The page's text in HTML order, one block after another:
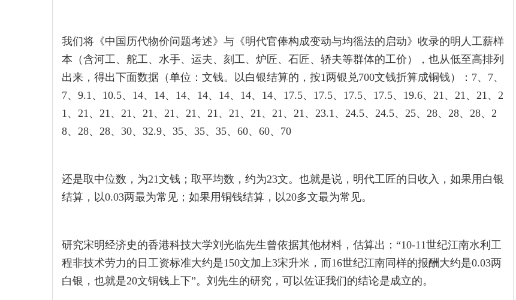
我们将《中国历代物价问题考述》与《明代官俸构成变动与均徭法的启动》收录的明人工薪样
本（含河工、舵工、水手、运夫、刻工、炉匠、石匠、轿夫等群体的工价），也从低至高排列
出来，得出下面数据（单位：文钱。以白银结算的，按1两银兑700文钱折算成铜钱）：7、7、
7、9.1、10.5、14、14、14、14、14、14、14、17.5、17.5、17.5、17.5、19.6、21、21、21、2
1、21、21、21、21、21、21、21、21、21、21、21、23.1、24.5、24.5、25、28、28、28、2
8、28、28、30、32.9、35、35、35、60、60、70
还是取中位数，为21文钱；取平均数，约为23文。也就是说，明代工匠的日收入，如果用白银
结算，以0.03两最为常见；如果用铜钱结算，以20多文最为常见。
研究宋明经济史的香港科技大学刘光临先生曾依据其他材料，估算出：“10-11世纪江南水利工
程非技术劳力的日工资标准大约是150文加上3宋升米，而16世纪江南同样的报酬大约是0.03两
白银，也就是20文铜钱上下”。刘先生的研究，可以佐证我们的结论是成立的。